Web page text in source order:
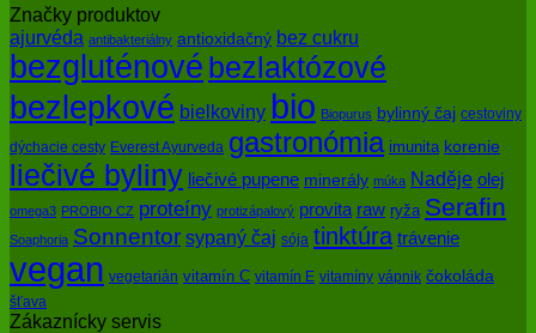
Značky produktov
ajurvéda antibakteriálny antioxidačný bez cukru
bezgluténové bezlaktózové
bezlepkové bielkoviny bio Biopurus bylinný čaj cestoviny
dýchacie cesty Everest Ayurveda gastronómia imunita korenie
liečivé byliny liečivé pupene minerály múka Naděje olej
omega3 PROBIO CZ proteíny protizápalový provita raw ryža Serafin
Soaphoria Sonnentor sypaný čaj sója tinktúra trávenie
vegan vegetarián vitamín C vitamín E vitamíny vápnik čokoláda
šťava
Zákaznícky servis